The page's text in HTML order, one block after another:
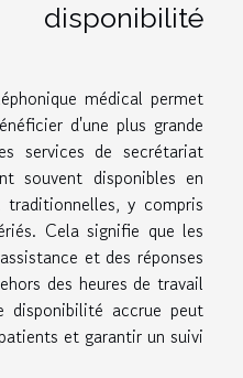
médical permet
d'une plus grande
services de secrétariat
souvent disponibles en
traditionnelles, y compris
Cela signifie que les
et des réponses
des heures de travail
disponibilité accrue peut
et garantir un suivi